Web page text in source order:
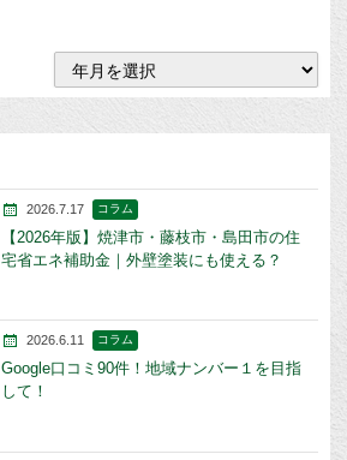
2026.7.17 コラム
【2026年版】焼津市・藤枝市・島田市の住
宅省エネ補助金｜外壁塗装にも使える？
2026.6.11 コラム
Google口コミ90件！地域ナンバー１を目指
して！